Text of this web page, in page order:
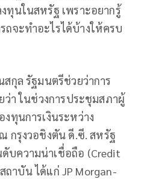
ทุนในสหรัฐ เพราะอยากรู้
ถจะทำอะไรได้บ้างให้ครบ
กุล รัฐมนตรีช่วยว่าการ
ว่า ในช่วงการประชุมสภาผู้
งทุนการเงินระหว่าง
กรุงวอชิงตัน ดี.ซี. สหรัฐ
บความน่าเชื่อถือ (Credit
ถาบัน ได้แก่ JP Morgan-